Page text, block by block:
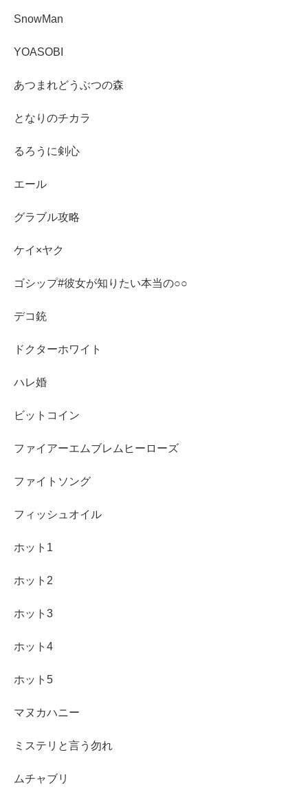
SnowMan
YOASOBI
あつまれどうぶつの森
となりのチカラ
るろうに剣心
エール
グラブル攻略
ケイ×ヤク
ゴシップ#彼女が知りたい本当の○○
デコ銃
ドクターホワイト
ハレ婚
ビットコイン
ファイアーエムブレムヒーローズ
ファイトソング
フィッシュオイル
ホット1
ホット2
ホット3
ホット4
ホット5
マヌカハニー
ミステリと言う勿れ
ムチャブリ